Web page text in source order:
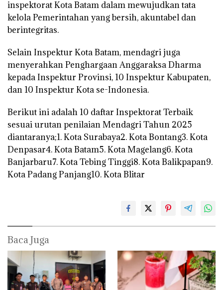
inspektorat Kota Batam dalam mewujudkan tata
kelola Pemerintahan yang bersih, akuntabel dan
berintegritas.
Selain Inspektur Kota Batam, mendagri juga
menyerahkan Penghargaan Anggaraksa Dharma
kepada Inspektur Provinsi, 10 Inspektur Kabupaten,
dan 10 Inspektur Kota se-Indonesia.
Berikut ini adalah 10 daftar Inspektorat Terbaik
sesuai urutan penilaian Mendagri Tahun 2025
diantaranya;1. Kota Surabaya2. Kota Bontang3. Kota
Denpasar4. Kota Batam5. Kota Magelang6. Kota
Banjarbaru7. Kota Tebing Tinggi8. Kota Balikpapan9.
Kota Padang Panjang10. Kota Blitar
Baca Juga